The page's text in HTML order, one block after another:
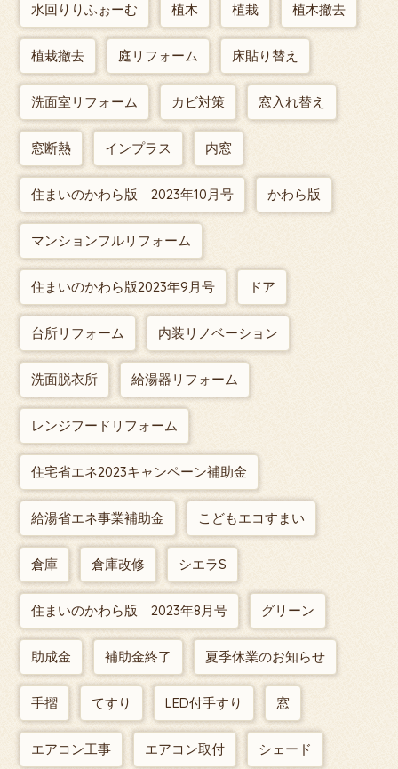
水回りりふぉーむ 植木 植栽 植木撤去
植栽撤去 庭リフォーム 床貼り替え
洗面室リフォーム カビ対策 窓入れ替え
窓断熱 インプラス 内窓
住まいのかわら版 2023年10月号 かわら版
マンションフルリフォーム
住まいのかわら版2023年9月号 ドア
台所リフォーム 内装リノベーション
洗面脱衣所 給湯器リフォーム
レンジフードリフォーム
住宅省エネ2023キャンペーン補助金
給湯省エネ事業補助金 こどもエコすまい
倉庫 倉庫改修 シエラS
住まいのかわら版 2023年8月号 グリーン
助成金 補助金終了 夏季休業のお知らせ
手摺 てすり LED付手すり 窓
エアコン工事 エアコン取付 シェード